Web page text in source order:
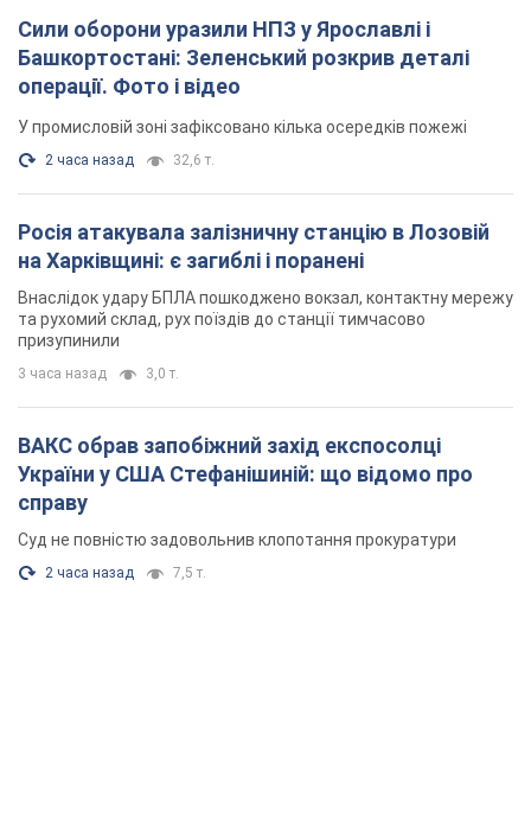
Сили оборони уразили НПЗ у Ярославлі і
Башкортостані: Зеленський розкрив деталі
операції. Фото і відео
У промисловій зоні зафіксовано кілька осередків пожежі
2 часа назад 32,6 т.
Росія атакувала залізничну станцію в Лозовій
на Харківщині: є загиблі і поранені
Внаслідок удару БПЛА пошкоджено вокзал, контактну мережу
та рухомий склад, рух поїздів до станції тимчасово
призупинили
3 часа назад 3,0 т.
ВАКС обрав запобіжний захід експосолці
України у США Стефанішиній: що відомо про
справу
Суд не повністю задовольнив клопотання прокуратури
2 часа назад 7,5 т.